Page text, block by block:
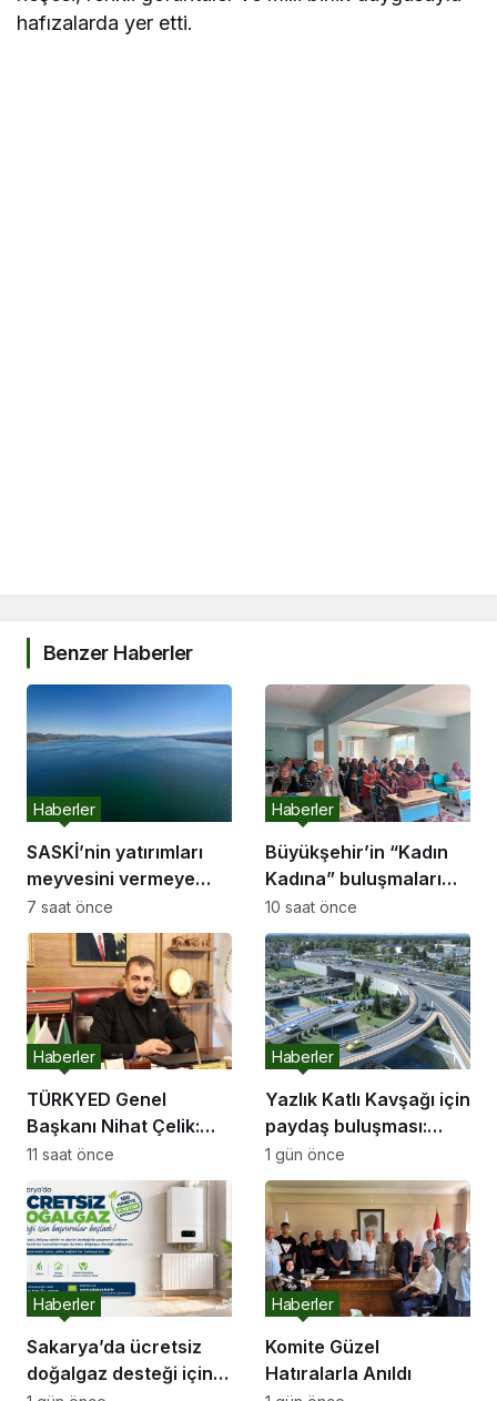
hafızalarda yer etti.
Benzer Haberler
SASKİ’nin yatırımları
meyvesini vermeye
başladı:
Haberler
7 saat önce
Büyükşehir’in “Kadın
Kadına” buluşmaları
Akyazı’da devam etti
Haberler
10 saat önce
TÜRKYED Genel
Başkanı Nihat Çelik:
“Gençliğine Sahip
Çıkmayan Milletler
Geleceğini İnşa
Edemez”
Haberler
11 saat önce
Yazlık Katlı Kavşağı için
paydaş buluşması:
“İletişim kanallarımız
hep açık olacak”
Haberler
1 gün önce
Sakarya’da ücretsiz
doğalgaz desteği için
Haberler
Komite Güzel
Hatıralarla Anıldı
Haberler